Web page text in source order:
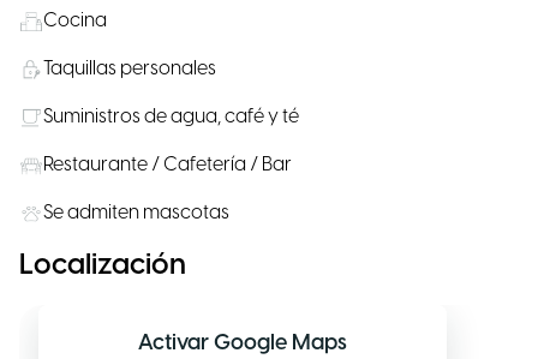
Cocina
Taquillas personales
Suministros de agua, café y té
Restaurante / Cafetería / Bar
Se admiten mascotas
Localización
Activar Google Maps